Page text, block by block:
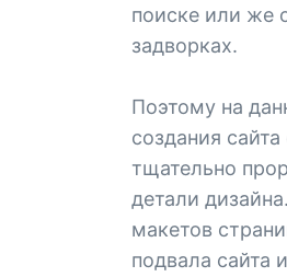
поиске или же
задворках.
Поэтому на
создания сайта
тщательно
детали
макетов
подвала сайта